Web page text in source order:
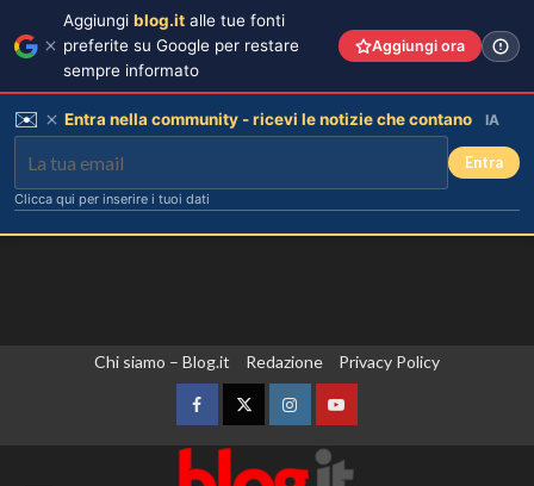
Chi siamo – Blog.it Redazione Privacy Policy
FacebookTwitterInstagramYouTube
Aggiungi blog.it alle tue fonti
preferite su Google per restare
sempre informato
Aggiungi ora
✉️ Entra nella community - ricevi le notizie che contano IA
Entra
Clicca qui per inserire i tuoi dati